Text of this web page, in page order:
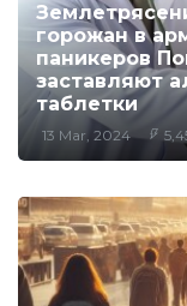
горожан в
паникеров
заставляют
таблетки
13 Mar, 2024